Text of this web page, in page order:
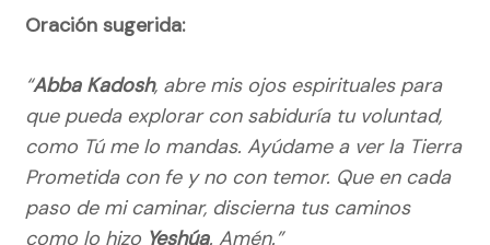
Oración sugerida:
“Abba Kadosh, abre mis ojos espirituales para
que pueda explorar con sabiduría tu voluntad,
como Tú me lo mandas. Ayúdame a ver la Tierra
Prometida con fe y no con temor. Que en cada
paso de mi caminar, discierna tus caminos
como lo hizo Yeshúa. Amén.”